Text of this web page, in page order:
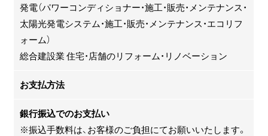
発電（パワーコンディショナー・施工・販売・メンテナンス・
太陽光発電システム・施工・販売・メンテナンス・エコリフ
ォーム）
総合建設業 住宅・店舗のリフォーム・リノベーション
お支払方法
銀行振込でのお支払い
※振込手数料は、お客様のご負担にてお願いいたします。